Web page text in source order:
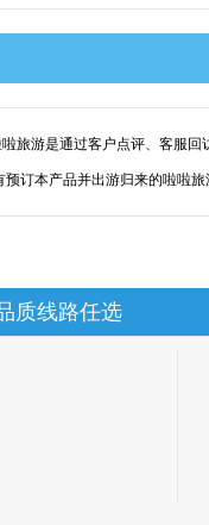
旅游是通过客户点评、客服回
预订本产品并出游归来的啦啦
质线路任选